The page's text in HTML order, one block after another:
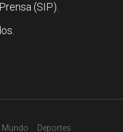
(SIP).
Mundo Deportes